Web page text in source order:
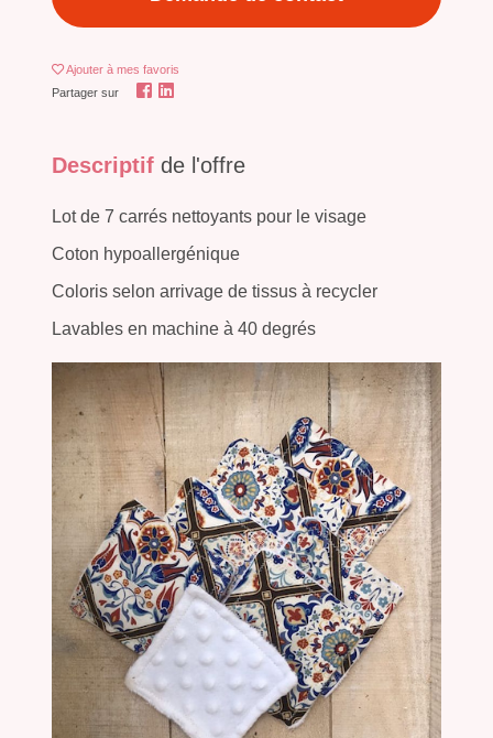
Ajouter à mes favoris
Partager sur
Descriptif de l'offre
Lot de 7 carrés nettoyants pour le visage
Coton hypoallergénique
Coloris selon arrivage de tissus à recycler
Lavables en machine à 40 degrés